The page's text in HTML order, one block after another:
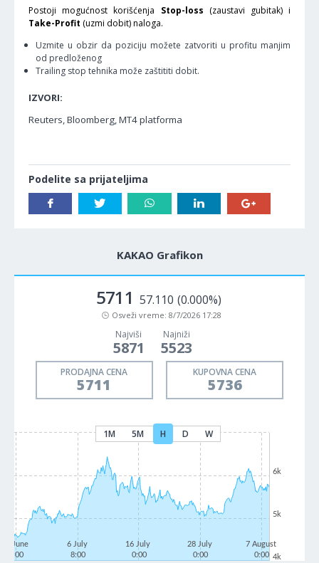
Postoji mogućnost korišćenja Stop-loss (zaustavi gubitak) i
Take-Profit (uzmi dobit) naloga.
Uzmite u obzir da poziciju možete zatvoriti u profitu manjim
od predloženog
Trailing stop tehnika može zaštititi dobit.
IZVORI:
Reuters, Bloomberg, MT4 platforma
Podelite sa prijateljima
KAKAO Grafikon
5711 57.110 (0.000%)
Osveži vreme: 8/7/2026 17:28
Najviši
5871
Najniži
5523
PRODAJNA CENA
5711
KUPOVNA CENA
5736
1M 5M H D W
23 June
0:00
6 July
8:00
16 July
0:00
28 July
0:00
7 August
0:00 4k
5k
6k